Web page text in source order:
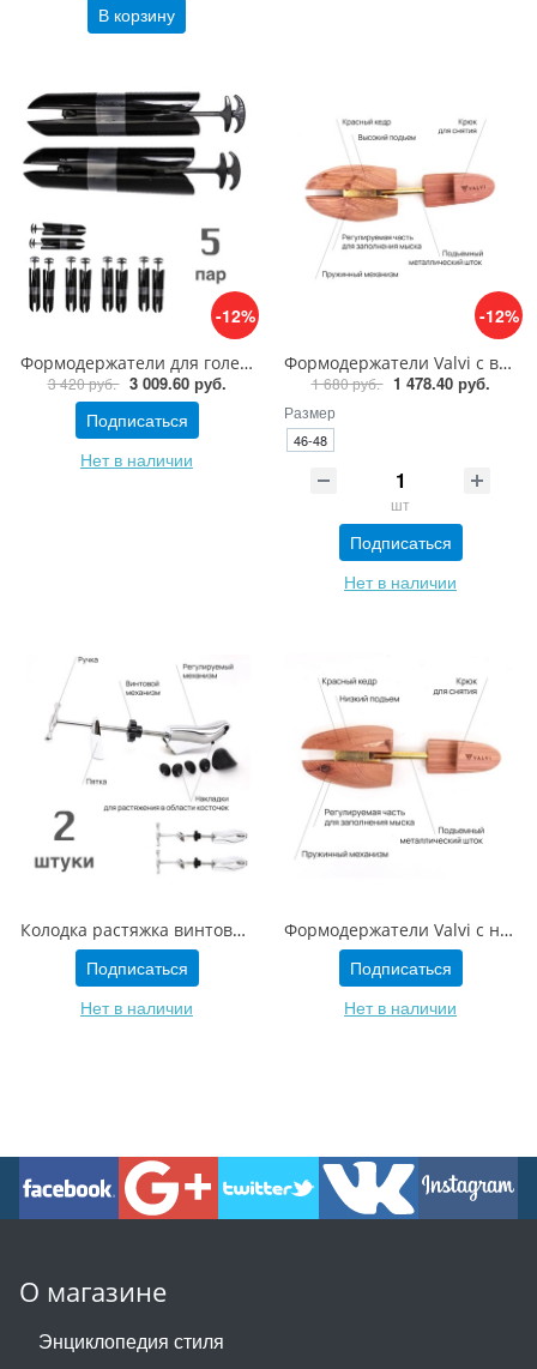
В корзину
-12%
Формодержатели для голенищ сапог, пластик, 5 пар
3 420 руб. 3 009.60 руб.
Подписаться
Нет в наличии
-12%
Формодержатели Valvi с высоким подъемом, кедр
1 680 руб. 1 478.40 руб.
Размер
46-48
шт
Подписаться
Нет в наличии
Колодка растяжка винтовая Valvi, метал, 1 пара
Подписаться
Нет в наличии
Формодержатели Valvi с низким подъемом, кедр
Подписаться
Нет в наличии
О магазине
Энциклопедия стиля